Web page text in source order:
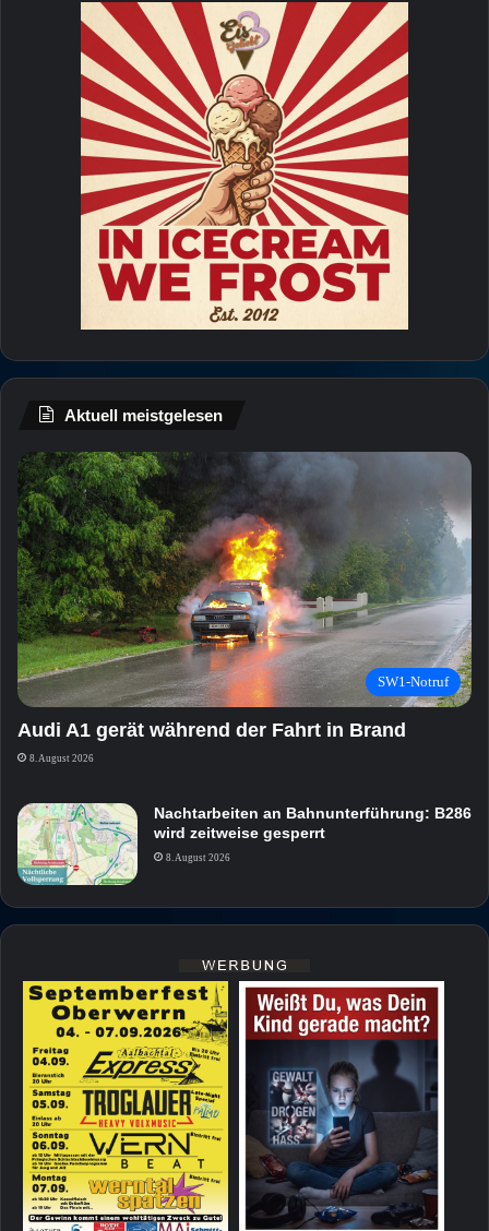
Aktuell meistgelesen
SW1-Notruf
Audi A1 gerät während der Fahrt in Brand
8. August 2026
Nachtarbeiten an Bahnunterführung: B286
wird zeitweise gesperrt
8. August 2026